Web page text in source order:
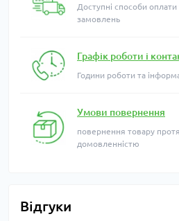
Доступні способи
замовлень
Графік роботи і
Години роботи та
Умови повернення
повернення товару
домовленністю
Відгуки